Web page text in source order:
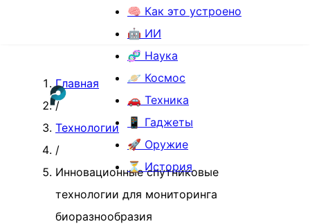
🧠 Как это устроено
🤖 ИИ
🧬 Наука
🪐 Космос
🚗 Техника
📱 Гаджеты
🚀 Оружие
⏳ История
Главная
/
Технологии
/
Инновационные спутниковые
технологии для мониторинга
биоразнообразия